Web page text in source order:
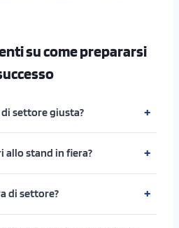
su come prepararsi
di settore giusta?
allo stand in fiera?
di settore?